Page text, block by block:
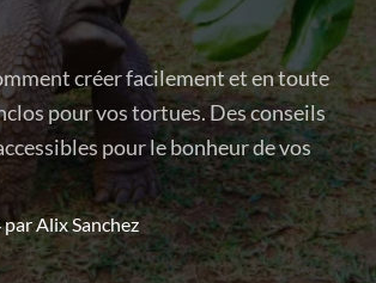
créer facilement et en toute
pour vos tortues. Des conseils
pour le bonheur de vos
parAlix Sanchez